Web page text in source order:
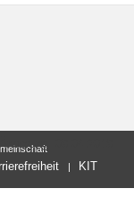
09.04.2019
KIT